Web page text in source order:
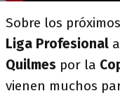
Sobre los
Liga Profesional
Quilmes por la
vienen muchos